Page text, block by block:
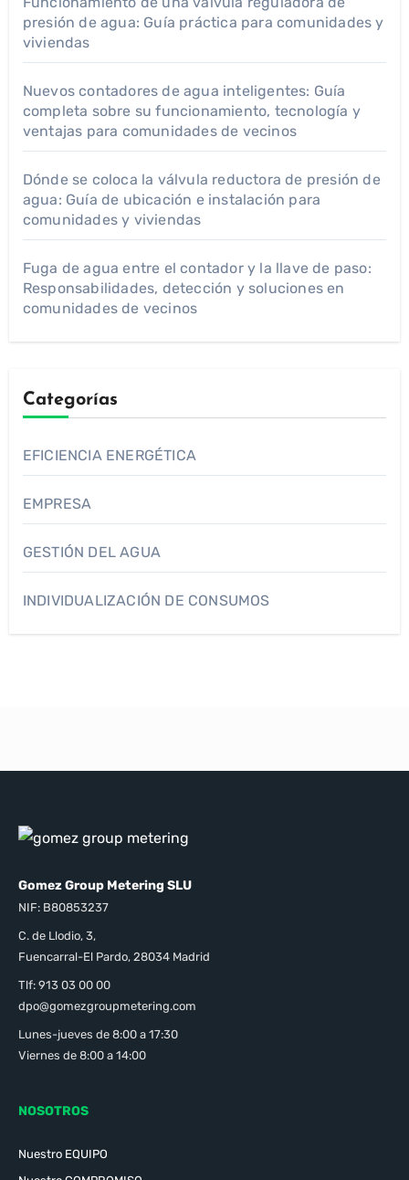
presión de agua: Guía práctica para comunidades y
viviendas
Nuevos contadores de agua inteligentes: Guía
completa sobre su funcionamiento, tecnología y
ventajas para comunidades de vecinos
Dónde se coloca la válvula reductora de presión de
agua: Guía de ubicación e instalación para
comunidades y viviendas
Fuga de agua entre el contador y la llave de paso:
Responsabilidades, detección y soluciones en
comunidades de vecinos
Categorías
EFICIENCIA ENERGÉTICA
EMPRESA
GESTIÓN DEL AGUA
INDIVIDUALIZACIÓN DE CONSUMOS
NOSOTROS
Nuestro EQUIPO
Gomez Group Metering SLU
NIF: B80853237
C. de Llodio, 3,
Fuencarral-El Pardo, 28034 Madrid
Tlf: 913 03 00 00
dpo@gomezgroupmetering.com
Lunes-jueves de 8:00 a 17:30
Viernes de 8:00 a 14:00